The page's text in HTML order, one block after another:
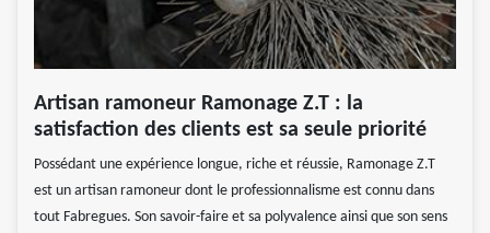
Artisan ramoneur Ramonage Z.T : la
satisfaction des clients est sa seule priorité
Possédant une expérience longue, riche et réussie, Ramonage Z.T
est un artisan ramoneur dont le professionnalisme est connu dans
tout Fabregues. Son savoir-faire et sa polyvalence ainsi que son sens